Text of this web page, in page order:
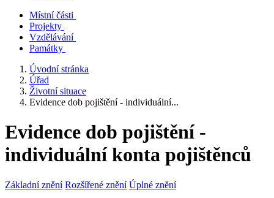
Místní části
Projekty
Vzdělávání
Památky
Úvodní stránka
Úřad
Životní situace
Evidence dob pojištění - individuální...
Evidence dob pojištění -
individuální konta pojištěnců
Základní znění Rozšířené znění Úplné znění